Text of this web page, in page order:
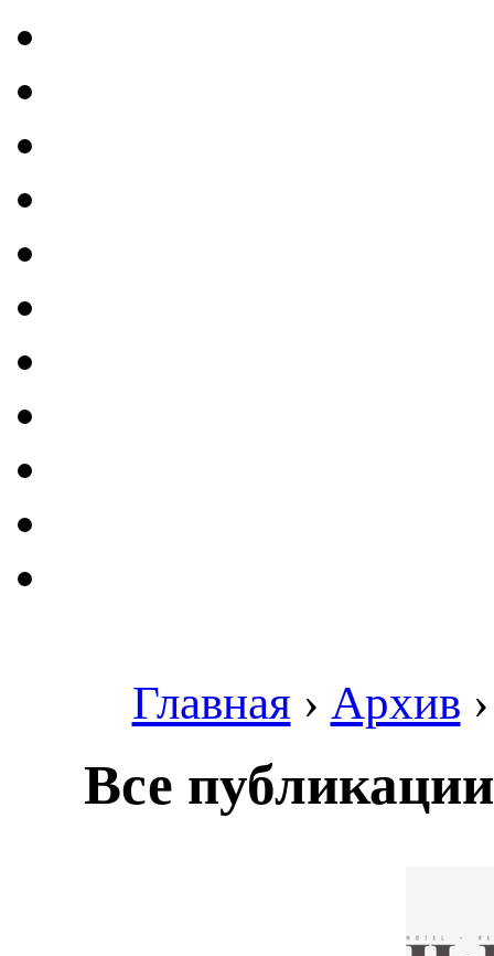
Главная › Архив
Все